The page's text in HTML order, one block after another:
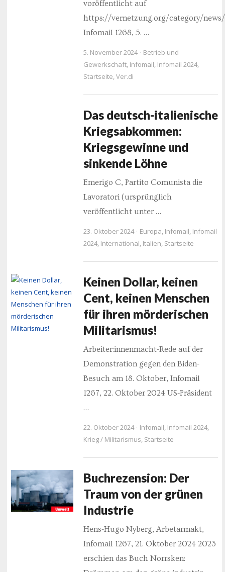
voröffentlicht auf
https://vernetzung.org/category/
Infomail 1268, 5. …
5. November 2024
Betrieb und
Gewerkschaft, Infomail, Infomail 2024,
Startseite,Ver.di
Das deutsch-italienische
Kriegsabkommen:
Kriegsgewinne und
sinkende Löhne
Emerigo C, Partito Comunista die
Lavoratori (ursprünglich
veröffentlicht unter …
23. Oktober 2024 Europa, Infomail, Infomail
2024, International, Italien, Startseite
Keinen Dollar, keinen
Cent, keinen Menschen
für ihren mörderischen
Militarismus!
Arbeiter:innenmacht-Rede auf der
Demonstration gegen den Biden-
Besuch am 18. Oktober, Infomail
1267, 22. Oktober 2024 US-Präsident
…
22. Oktober 2024 Infomail, Infomail 2024,
Krieg / Militarismus, Startseite
Buchrezension: Der
Traum von der grünen
Industrie
Hens-Hugo Nyberg, Arbetarmakt,
Infomail 1267, 21. Oktober 2024 2023
erschien das Buch Norrsken: